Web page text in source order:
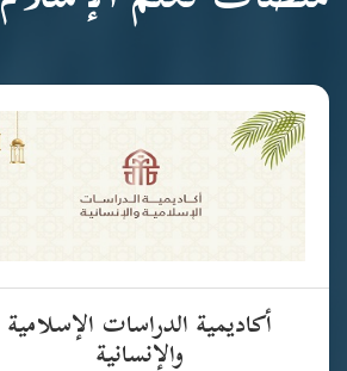
أكاديمية الدراسات الإسلامية
والإنسانية